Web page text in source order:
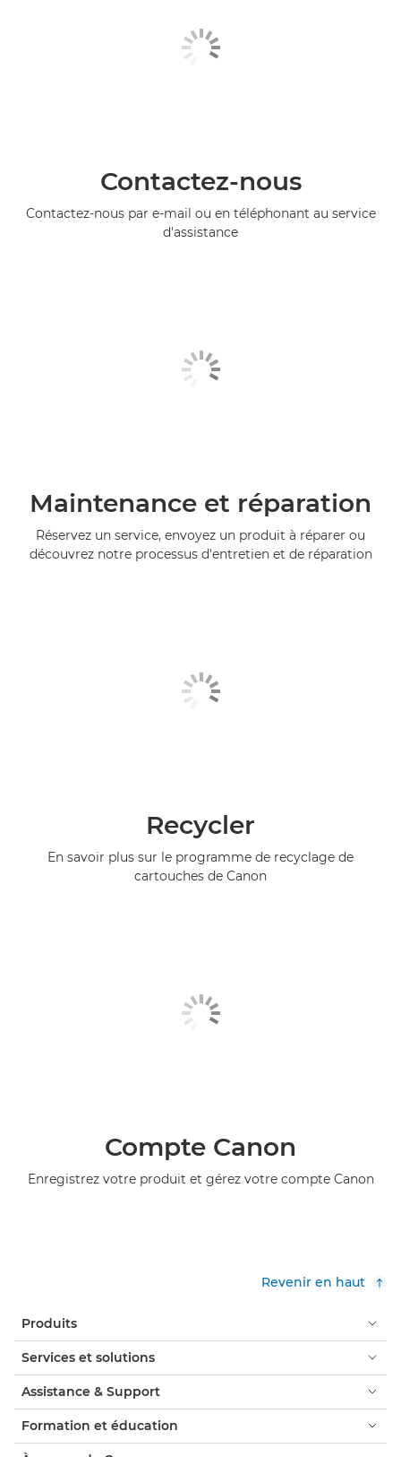
Contactez-nous
Contactez-nous par e-mail ou en téléphonant au service
d'assistance
Maintenance et réparation
Réservez un service, envoyez un produit à réparer ou
découvrez notre processus d'entretien et de réparation
Recycler
En savoir plus sur le programme de recyclage de
cartouches de Canon
Compte Canon
Enregistrez votre produit et gérez votre compte Canon
Revenir en haut
Produits
Services et solutions
Assistance & Support
Formation et éducation